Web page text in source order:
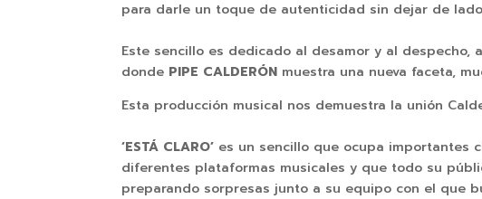
para darle un toque de autenticidad sin dejar de
Este sencillo es dedicado al desamor y al
donde PIPE CALDERÓN muestra una nueva faceta,
Esta producción musical nos demuestra la unión
‘ESTÁ CLARO’ es un sencillo que ocupa importantes
diferentes plataformas musicales y que todo su
preparando sorpresas junto a su equipo con el que